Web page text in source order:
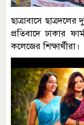
ছাত্রাবাসে
প্রতিবাদে ঢাকার
কলেজের শিক্ষার্থীরা।